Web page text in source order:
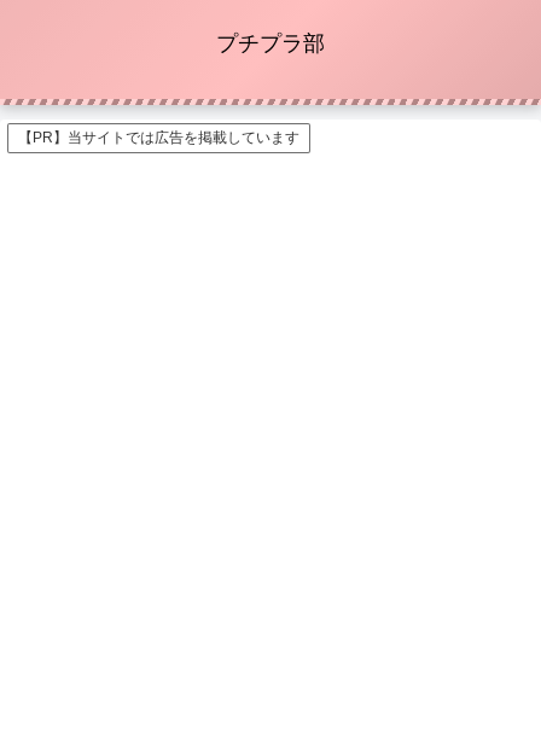
プチプラ部
【PR】当サイトでは広告を掲載しています